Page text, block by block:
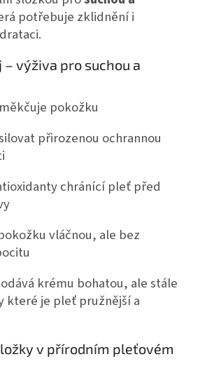
potřebuje zklidnění i
výživa pro suchou a
pokožku
přirozenou ochrannou
chránící pleť před
vláčnou, ale bez
krému bohatou, ale stále
které je pleť pružnější a
v přírodním pleťovém